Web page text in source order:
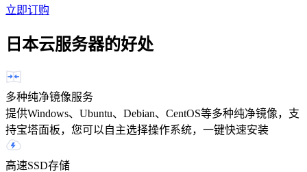
立即订购
日本云服务器的好处
多种纯净镜像服务
提供Windows、Ubuntu、Debian、CentOS等多种纯净镜像，支
持宝塔面板，您可以自主选择操作系统，一键快速安装
高速SSD存储